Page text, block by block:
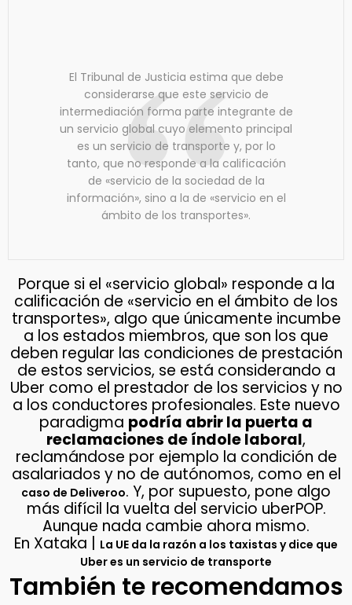
El Tribunal de Justicia estima que debe
considerarse que este servicio de
intermediación forma parte integrante de
un servicio global cuyo elemento principal
es un servicio de transporte y, por lo
tanto, que no responde a la calificación
de «servicio de la sociedad de la
información», sino a la de «servicio en el
ámbito de los transportes».
Porque si el «servicio global» responde a la
calificación de «servicio en el ámbito de los
transportes», algo que únicamente incumbe
a los estados miembros, que son los que
deben regular las condiciones de prestación
de estos servicios, se está considerando a
Uber como el prestador de los servicios y no
a los conductores profesionales. Este nuevo
paradigma podría abrir la puerta a
reclamaciones de índole laboral,
reclamándose por ejemplo la condición de
asalariados y no de autónomos, como en el
caso de Deliveroo. Y, por supuesto, pone algo
más difícil la vuelta del servicio uberPOP.
Aunque nada cambie ahora mismo.
En Xataka |
La UE da la razón a los taxistas y dice que
Uber es un servicio de transporte
También te recomendamos